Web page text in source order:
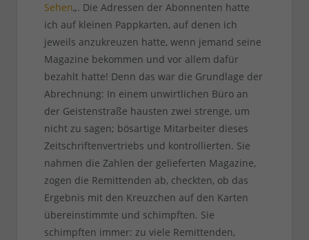
Sehen„. Die Adressen der Abonnenten hatte
ich auf kleinen Pappkarten, auf denen ich
jeweils anzukreuzen hatte, wenn jemand seine
Magazine bekommen und vor allem dafür
bezahlt hatte! Denn das war die Grundlage der
Abrechnung: In einem unwirtlichen Büro an
der Geistenstraße hausten zwei strenge, um
nicht zu sagen; bösartige Mitarbeiter dieses
Zeitschriftenvertriebs und kontrollierten. Sie
nahmen die Zahlen der gelieferten Magazine,
zogen die Remittenden ab, checkten, ob das
Ergebnis mit den Kreuzchen auf den Karten
übereinstimmte und schimpften. Sie
schimpften immer: zu viele Remittenden,